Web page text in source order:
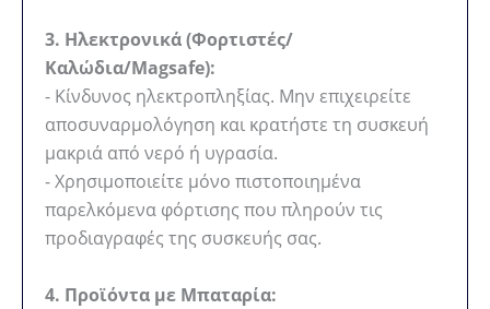
3. Ηλεκτρονικά (Φορτιστές/
Καλώδια/Magsafe):
- Κίνδυνος ηλεκτροπληξίας. Μην επιχειρείτε
αποσυναρμολόγηση και κρατήστε τη συσκευή
μακριά από νερό ή υγρασία.
- Χρησιμοποιείτε μόνο πιστοποιημένα
παρελκόμενα φόρτισης που πληρούν τις
προδιαγραφές της συσκευής σας.
4. Προϊόντα με Μπαταρία: